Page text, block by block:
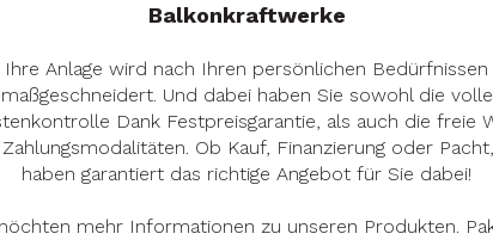
Balkonkraftwerke
Ihre Anlage wird nach Ihren persönlichen Bedürfnissen
maßgeschneidert. Und dabei haben Sie sowohl die volle
Dank Festpreisgarantie, als auch die freie
Ob Kauf, Finanzierung oder
haben garantiert das richtige Angebot für Sie dabei!
mehr Informationen zu unseren Produkten.